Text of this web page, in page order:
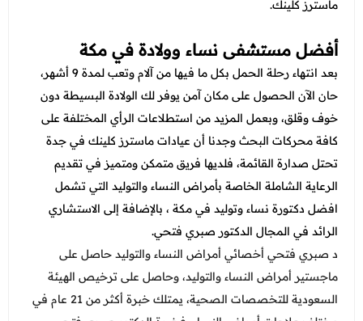
ماسترز كلينك.
أفضل مستشفى نساء وولادة في مكة
بعد انتهاء رحلة الحمل بكل ما فيها من آلام وتعب لمدة 9 أشهر،
حان الآن الحصول على مكان آمن يوفر لك الولادة البسيطة دون
خوف وقلق، وبعمل المزيد من استطلاعات الرأي المختلفة على
كافة محركات البحث وجدنا أن عيادات ماسترز كلينك في جدة
تحتل صدارة القائمة، فلديها فريق متمكن ومتميز في تقديم
الرعاية الشاملة الخاصة بأمراض النساء والتوليد التي تشمل
افضل دكتورة نساء وتوليد في مكة ، بالإضافة إلى الاستشاري
الرائد في المجال الدكتور صبري فتحي.
د صبري فتحي أخصائي أمراض النساء والتوليد حاصل على
ماجستير أمراض النساء والتوليد، وحاصل على ترخيص الهيئة
السعودية للتخصصات الصحية، يمتلك خبرة أكثر من 21 عام في